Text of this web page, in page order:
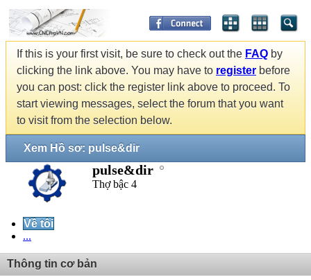
If this is your first visit, be sure to check out the FAQ by
clicking the link above. You may have to register before
you can post: click the register link above to proceed. To
start viewing messages, select the forum that you want
to visit from the selection below.
Xem Hồ sơ: pulse&dir
pulse&dir
Thợ bậc 4
Về tôi
...
Thông tin cơ bản